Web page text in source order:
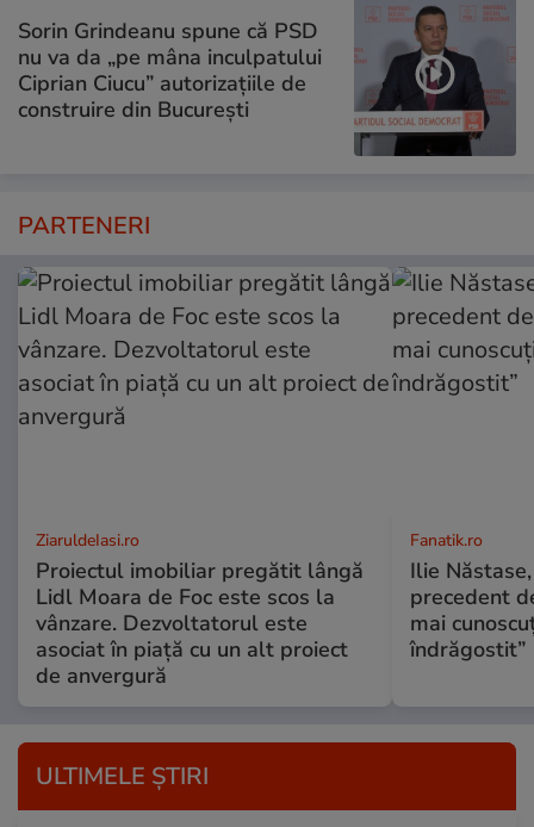
Sorin Grindeanu spune că PSD
nu va da „pe mâna inculpatului
Ciprian Ciucu” autorizațiile de
construire din București
PARTENERI
ZiaruldeIasi.ro
Proiectul imobiliar pregătit lângă
Lidl Moara de Foc este scos la
vânzare. Dezvoltatorul este
asociat în piață cu un alt proiect
de anvergură
Fanatik.ro
Ilie
precedent
mai
îndrăgostit”
ULTIMELE ȘTIRI